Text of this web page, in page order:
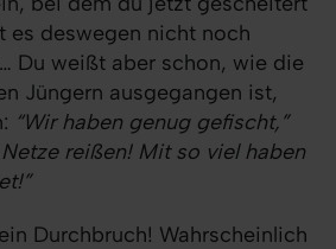
es deswegen nicht noch
Du weißt aber schon, wie die
Jüngern ausgegangen ist,
“Wir haben genug gefischt,”
reißen! Mit so viel haben
Durchbruch! Wahrscheinlich